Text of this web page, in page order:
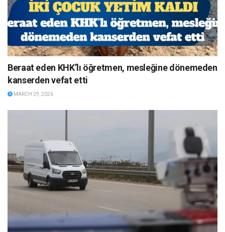
Beraat eden KHK’lı öğretmen, mesleğine dönemeden
kanserden vefat etti
MARCH 29, 2026